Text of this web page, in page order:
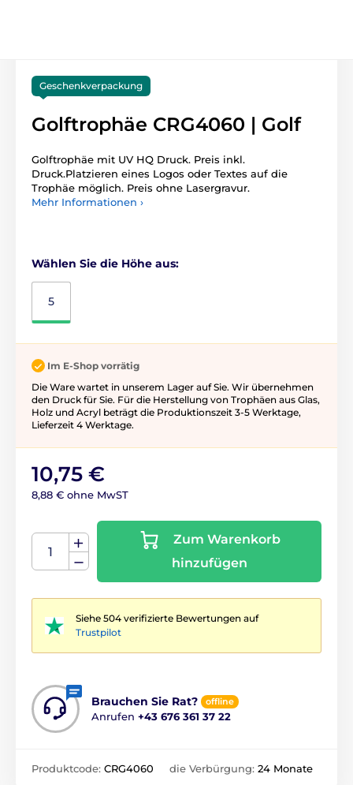
Geschenkverpackung
Golftrophäe CRG4060 | Golf
Golftrophäe mit UV HQ Druck. Preis inkl.
Druck.Platzieren eines Logos oder Textes auf die
Trophäe möglich. Preis ohne Lasergravur.
Mehr Informationen ›
Wählen Sie die Höhe aus:
5
Im E-Shop vorrätig
Die Ware wartet in unserem Lager auf Sie. Wir übernehmen
den Druck für Sie. Für die Herstellung von Trophäen aus Glas,
Holz und Acryl beträgt die Produktionszeit 3-5 ​​Werktage,
Lieferzeit 4 Werktage.
10,75 €
8,88 € ohne MwST
Zum Warenkorb
hinzufügen
Siehe 504 verifizierte Bewertungen auf
Trustpilot
Brauchen Sie Rat? offline
Anrufen +43 676 361 37 22
Produktcode: CRG4060 die Verbürgung: 24 Monate